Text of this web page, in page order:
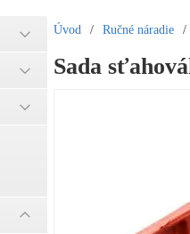
Úvod / Ručné náradie /
Sada